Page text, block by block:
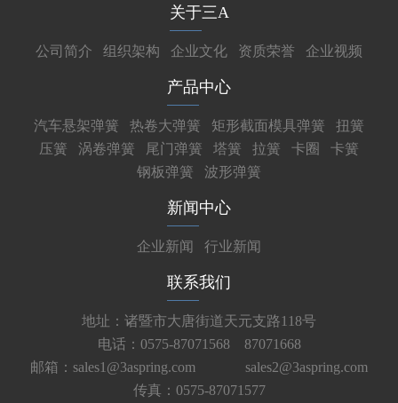
关于三A
公司简介 组织架构 企业文化 资质荣誉 企业视频
产品中心
汽车悬架弹簧 热卷大弹簧 矩形截面模具弹簧
扭簧
压簧
涡卷弹簧 尾门弹簧 塔簧 拉簧 卡圈
卡簧
钢板弹簧
波形弹簧
新闻中心
企业新闻 行业新闻
联系我们
地址：诸暨市大唐街道天元支路118号
电话：0575-87071568 87071668
邮箱：sales1@3aspring.com
sales2@3aspring.com
传真：0575-87071577